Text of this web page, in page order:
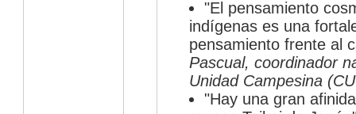
"El pensamiento
indígenas es una
pensamiento frente al
Pascual, coordinador
Unidad Campesina
"Hay una gran